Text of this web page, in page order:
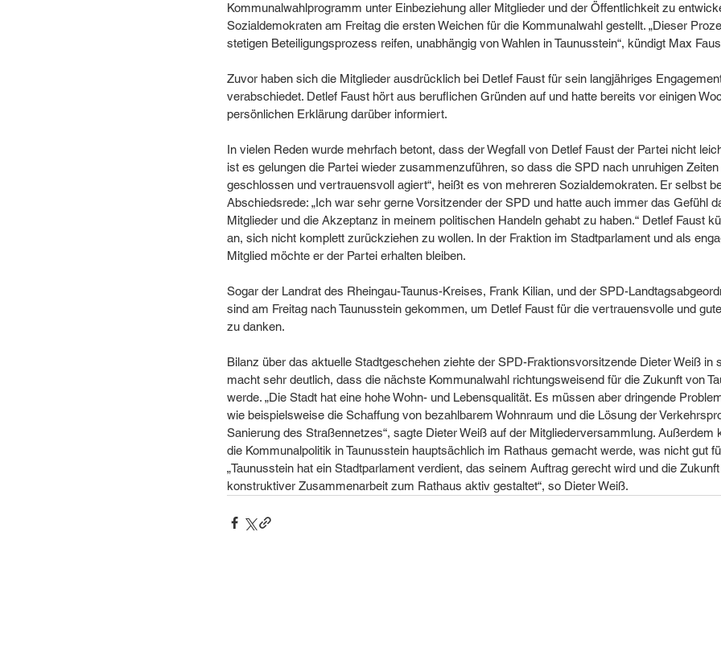
Kommunalwahlprogramm unter Einbeziehung aller Mitglieder und der Öffentlichkeit zu
Sozialdemokraten am Freitag die ersten Weichen für die Kommunalwahl gestellt. „Dieser
stetigen Beteiligungsprozess reifen, unabhängig von Wahlen in Taunusstein“, kündigt Max
Zuvor haben sich die Mitglieder ausdrücklich bei Detlef Faust für sein langjähriges
verabschiedet. Detlef Faust hört aus beruflichen Gründen auf und hatte bereits vor einigen
persönlichen Erklärung darüber informiert.
In vielen Reden wurde mehrfach betont, dass der Wegfall von Detlef Faust der Partei nicht
ist es gelungen die Partei wieder zusammenzuführen, so dass die SPD nach unruhigen
geschlossen und vertrauensvoll agiert“, heißt es von mehreren Sozialdemokraten. Er selbst
Abschiedsrede: „Ich war sehr gerne Vorsitzender der SPD und hatte auch immer das Gefühl
Mitglieder und die Akzeptanz in meinem politischen Handeln gehabt zu haben.“ Detlef Faust
an, sich nicht komplett zurückziehen zu wollen. In der Fraktion im Stadtparlament und als
Mitglied möchte er der Partei erhalten bleiben.
Sogar der Landrat des Rheingau-Taunus-Kreises, Frank Kilian, und der SPD-
sind am Freitag nach Taunusstein gekommen, um Detlef Faust für die vertrauensvolle und
zu danken.
Bilanz über das aktuelle Stadtgeschehen ziehte der SPD-Fraktionsvorsitzende Dieter Weiß in
macht sehr deutlich, dass die nächste Kommunalwahl richtungsweisend für die Zukunft von
werde. „Die Stadt hat eine hohe Wohn- und Lebensqualität. Es müssen aber dringende
wie beispielsweise die Schaffung von bezahlbarem Wohnraum und die Lösung der
Sanierung des Straßennetzes“, sagte Dieter Weiß auf der Mitgliederversammlung.
die Kommunalpolitik in Taunusstein hauptsächlich im Rathaus gemacht werde, was nicht gut
„Taunusstein hat ein Stadtparlament verdient, das seinem Auftrag gerecht wird und die
konstruktiver Zusammenarbeit zum Rathaus aktiv gestaltet“, so Dieter Weiß.